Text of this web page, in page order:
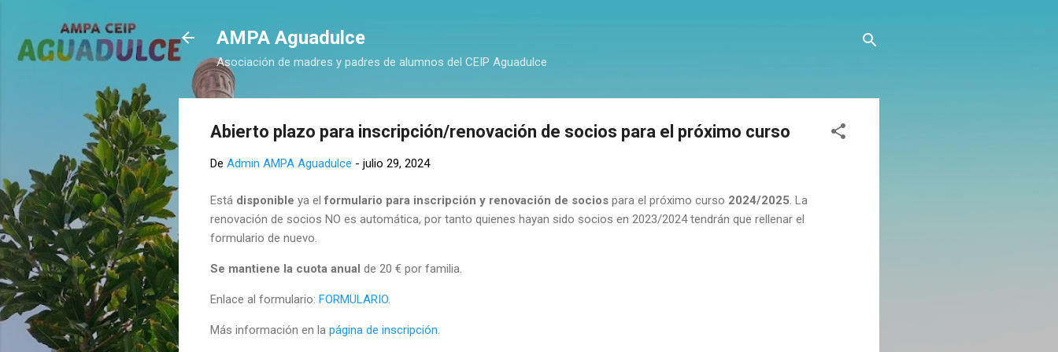
AMPA Aguadulce
Asociación de madres y padres de alumnos del CEIP Aguadulce
Abierto plazo para inscripción/renovación de socios para el próximo curso
De Admin AMPA Aguadulce - julio 29, 2024
Está disponible ya elformulario para inscripción y renovación de socios para el próximo curso 2024/2025 . La
renovación de socios NO es automática, por tanto quienes hayan sido socios en 2023/2024 tendrán que rellenar el
formulario de nuevo.
Se mantiene la cuota anual de 20 € por familia.
Enlace al formulario: FORMULARIO
Más información en la página de inscripción